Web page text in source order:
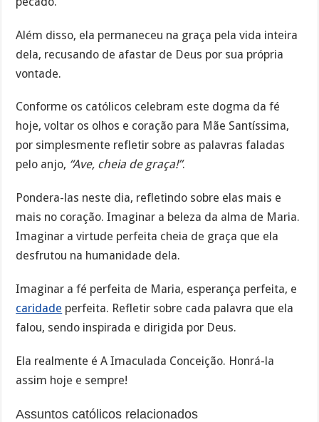
Além disso, ela permaneceu na graça pela vida inteira
dela, recusando de afastar de Deus por sua própria
vontade.
Conforme os católicos celebram este dogma da fé
hoje, voltar os olhos e coração para Mãe Santíssima,
por simplesmente refletir sobre as palavras faladas
pelo anjo, “Ave, cheia de graça!”.
Pondera-las neste dia, refletindo sobre elas mais e
mais no coração. Imaginar a beleza da alma de Maria.
Imaginar a virtude perfeita cheia de graça que ela
desfrutou na humanidade dela.
Imaginar a fé perfeita de Maria, esperança perfeita, e
caridade perfeita. Refletir sobre cada palavra que ela
falou, sendo inspirada e dirigida por Deus.
Ela realmente é A Imaculada Conceição. Honrá-la
assim hoje e sempre!
Assuntos católicos relacionados